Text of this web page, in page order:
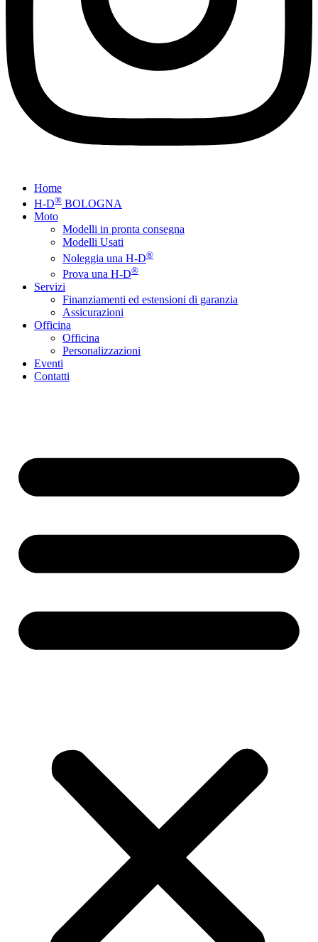
Home
H-D® BOLOGNA
Moto
Modelli in pronta consegna
Modelli Usati
Noleggia una H-D®
Prova una H-D®
Servizi
Finanziamenti ed estensioni di garanzia
Assicurazioni
Officina
Officina
Personalizzazioni
Eventi
Contatti